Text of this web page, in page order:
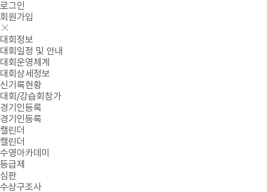
로그인
회원가입
대회정보
대회일정 및 안내
대회운영체계
대회상세정보
신기록현황
대회/강습회참가
경기인등록
경기인등록
캘린더
캘린더
수영아카데미
등급제
심판
수상구조사